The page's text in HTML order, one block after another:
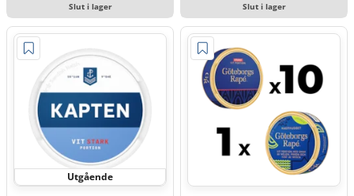
Slut i lager Slut i lager
Utgående